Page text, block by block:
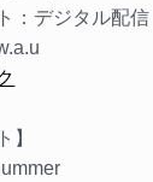
：デジタル配信
】